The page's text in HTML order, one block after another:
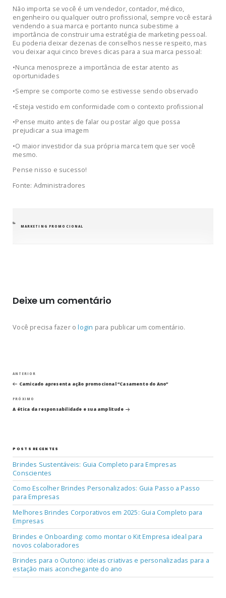
Não importa se você é um vendedor, contador, médico,
engenheiro ou qualquer outro profissional, sempre você estará
vendendo a sua marca e portanto nunca subestime a
importância de construir uma estratégia de marketing pessoal.
Eu poderia deixar dezenas de conselhos nesse respeito, mas
vou deixar aqui cinco breves dicas para a sua marca pessoal:
•Nunca menospreze a importância de estar atento as
oportunidades
•Sempre se comporte como se estivesse sendo observado
•Esteja vestido em conformidade com o contexto profissional
•Pense muito antes de falar ou postar algo que possa
prejudicar a sua imagem
•O maior investidor da sua própria marca tem que ser você
mesmo.
Pense nisso e sucesso!
Fonte: Administradores
CATEGORIAS
MARKETING PROMOCIONAL
Deixe um comentário
Você precisa fazer ologin para publicar um comentário.
Navegação
de
Post
Post
anterior
ANTERIOR
Camicado apresenta ação promocional “Casamento do Ano”
Próximo
post
PRÓXIMO
A ética da responsabilidade e sua amplitude
POSTS RECENTES
Brindes Sustentáveis: Guia Completo para Empresas
Conscientes
Como Escolher Brindes Personalizados: Guia Passo a Passo
para Empresas
Melhores Brindes Corporativos em 2025: Guia Completo para
Empresas
Brindes e Onboarding: como montar o Kit Empresa ideal para
novos colaboradores
Brindes para o Outono: ideias criativas e personalizadas para a
estação mais aconchegante do ano